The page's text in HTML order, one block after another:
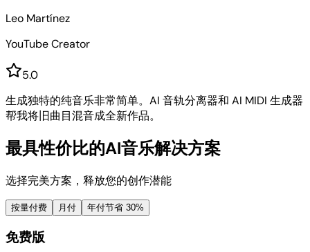
Leo Martínez
YouTube Creator
5.0
生成独特的纯音乐非常简单。AI 音轨分离器和 AI MIDI 生成器
帮我将旧曲目混音成全新作品。
最具性价比的AI音乐解决方案
选择完美方案，释放您的创作潜能
按量付费 月付 年付节省 30%
免费版